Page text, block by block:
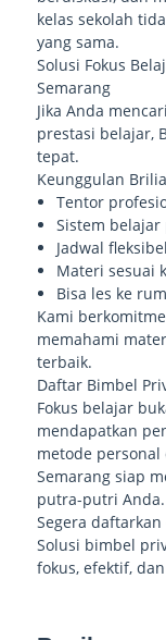
kelas sekolah
yang sama.
Solusi Fokus
Semarang
Jika Anda
prestasi belajar,
tepat.
Keunggulan
Tentor
Sistem
Jadwal
Materi sesuai
Bisa les ke
Kami
memahami
terbaik.
Daftar Bimbel
Fokus belajar
mendapatkan
metode
Semarang siap
putra-putri Anda.
Segera
Solusi bimbel
fokus, efektif,